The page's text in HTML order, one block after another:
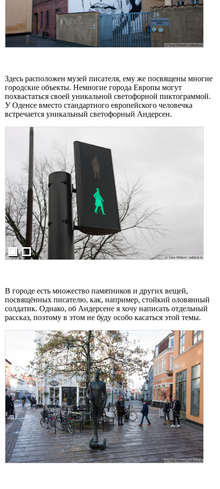
Здесь расположен музей писателя, ему же посвящены многие
городские объекты. Немногие города Европы могут
похвастаться своей уникальной светофорной пиктограммой.
У Оденсе вместо стандартного европейского человечка
встречается уникальный светофорный Андерсен.
В городе есть множество памятников и других вещей,
посвящённых писателю, как, например, стойкий оловянный
солдатик. Однако, об Андерсене я хочу написать отдельный
рассказ, поэтому в этом не буду особо касаться этой темы.